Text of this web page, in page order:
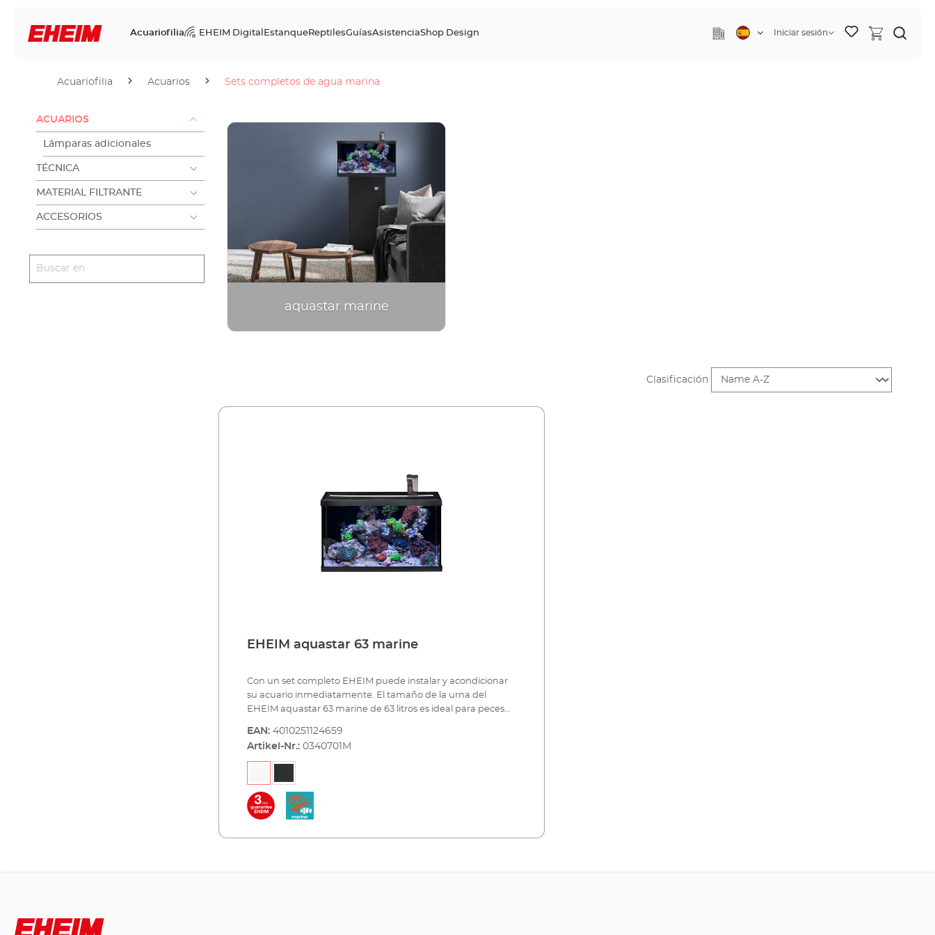
Acuariofilia EHEIM Digital EstanqueReptilesGuíasAsistenciaShop Design Iniciar sesión
Acuariofilia Acuarios Sets completos de agua marina
ACUARIOS
Lámparas adicionales
TÉCNICA
MATERIAL FILTRANTE
ACCESORIOS
aquastar marine
Clasificación
EHEIM aquastar 63 marine
Con un set completo EHEIM puede instalar y acondicionar
su acuario inmediatamente. El tamaño de la urna del
EHEIM aquastar 63 marine de 63 litros es ideal para peces
una cubierta de iluminación moderna y esbelta en blanco o
negro con una tira de decoración arriba en un acabado de
cuidado y de mantenimiento. Su iluminación classicLED
hybrid de alta eficiencia energética solo consume 2x 7,7W
de electricidad. Para operar con éxito este acuario de agua
EAN: 4010251124659
Artikel-Nr.: 0340701M